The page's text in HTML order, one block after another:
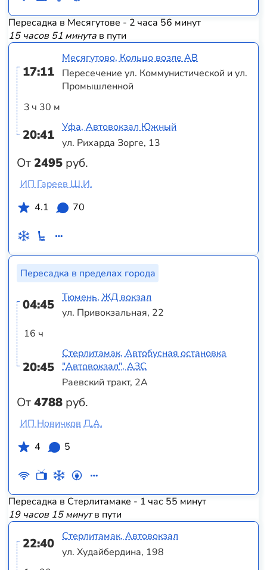
Пересадка в Месягутове - 2 часа 56 минут
15 часов 51 минутав пути
17:11
3 ч 30 м
20:41
От2495 руб.
Месягутово, Кольцо возле АВ
Пересечение ул. Коммунистической и ул.
Промышленной
Уфа, Автовокзал Южный
ул. Рихарда Зорге, 13
ИП Гареев Ш.И.
4.1
70
Пересадка в пределах города
04:45
16 ч
20:45
От4788 руб.
Тюмень, ЖД вокзал
ул. Привокзальная, 22
Стерлитамак, Автобусная остановка
"Автовокзал", АЗС
Раевский тракт, 2А
ИП Новичков Д.А.
4
5
Пересадка в Стерлитамаке - 1 час 55 минут
19 часов 15 минутв пути
22:40
Стерлитамак, Автовокзал
ул. Худайбердина, 198